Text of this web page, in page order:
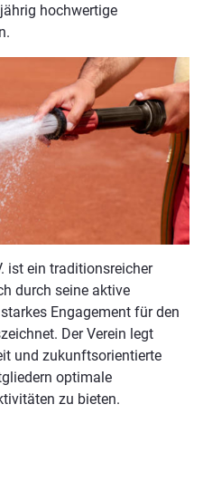
hochwertige
ist ein traditionsreicher
durch seine aktive
Engagement für den
Der Verein legt
und zukunftsorientierte
optimale
zu bieten.